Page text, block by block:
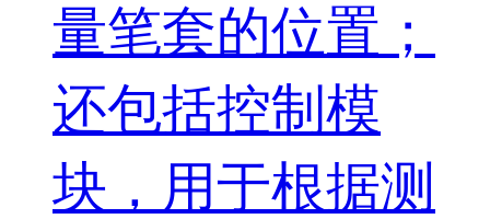
量笔套的位置；
还包括控制模
块，用于根据测